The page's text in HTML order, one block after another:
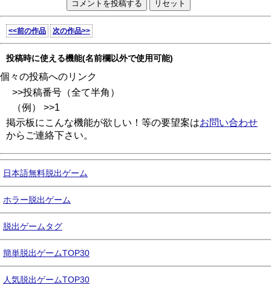
<<前の作品 次の作品>>
投稿時に使える機能(名前欄以外で使用可能)
個々の投稿へのリンク
>>投稿番号（全て半角）
（例） >>1
掲示板にこんな機能が欲しい！等の要望案はお問い合わせ
からご連絡下さい。
日本語無料脱出ゲーム
ホラー脱出ゲーム
脱出ゲームタグ
簡単脱出ゲームTOP30
人気脱出ゲームTOP30